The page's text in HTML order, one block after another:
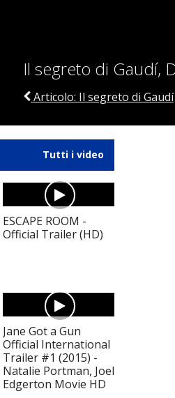
Il segreto di Gaudí,
Articolo: Il segreto di Gaudí
Tutti i video
ESCAPE ROOM -
Official Trailer (HD)
Jane Got a Gun
Official International
Trailer #1 (2015) -
Natalie Portman, Joel
Edgerton Movie HD